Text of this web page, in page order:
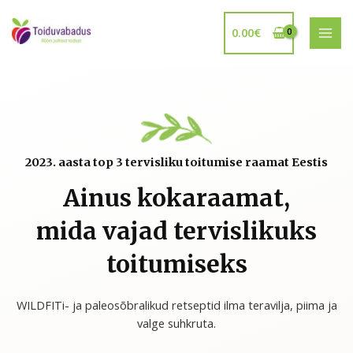
content
0.00€
2023. aasta top 3 tervisliku toitumise raamat Eestis
Ainus kokaraamat,
mida vajad tervislikuks
toitumiseks
WILDFITi- ja paleosõbralikud retseptid ilma teravilja, piima ja
valge suhkruta.